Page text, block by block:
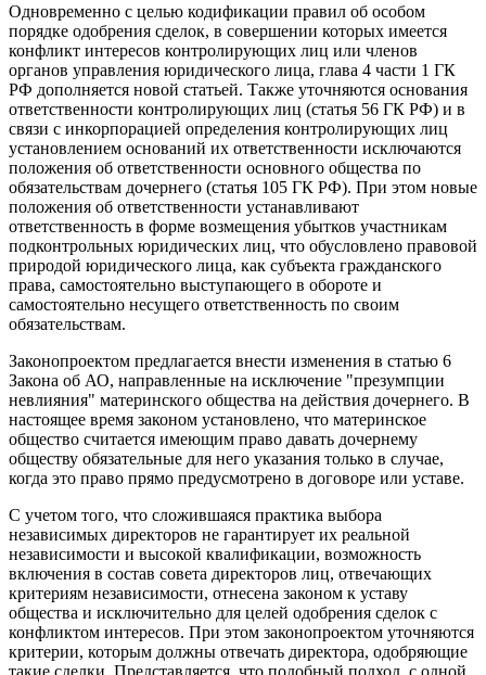
Одновременно с целью кодификации правил об особом
порядке одобрения сделок, в совершении которых имеется
конфликт интересов контролирующих лиц или членов
органов управления юридического лица, глава 4 части 1 ГК
РФ дополняется новой статьей. Также уточняются основания
ответственности контролирующих лиц (статья 56 ГК РФ) и в
связи с инкорпорацией определения контролирующих лиц
установлением оснований их ответственности исключаются
положения об ответственности основного общества по
обязательствам дочернего (статья 105 ГК РФ). При этом новые
положения об ответственности устанавливают
ответственность в форме возмещения убытков участникам
подконтрольных юридических лиц, что обусловлено правовой
природой юридического лица, как субъекта гражданского
права, самостоятельно выступающего в обороте и
самостоятельно несущего ответственность по своим
обязательствам.
Законопроектом предлагается внести изменения в статью 6
Закона об АО, направленные на исключение "презумпции
невлияния" материнского общества на действия дочернего. В
настоящее время законом установлено, что материнское
общество считается имеющим право давать дочернему
обществу обязательные для него указания только в случае,
когда это право прямо предусмотрено в договоре или уставе.
С учетом того, что сложившаяся практика выбора
независимых директоров не гарантирует их реальной
независимости и высокой квалификации, возможность
включения в состав совета директоров лиц, отвечающих
критериям независимости, отнесена законом к уставу
общества и исключительно для целей одобрения сделок с
конфликтом интересов. При этом законопроектом уточняются
критерии, которым должны отвечать директора, одобряющие
такие сделки. Представляется, что подобный подход, с одной